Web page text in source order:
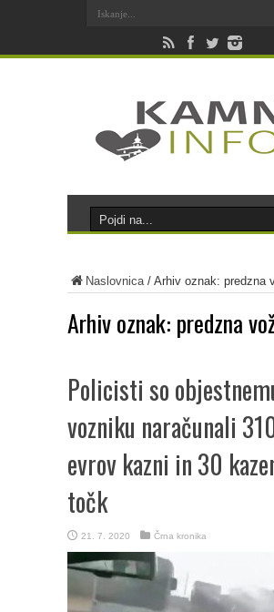
Naslovnica/ Arhiv oznak: predzna
Arhiv oznak: predzna
Policisti so
vozniku naračunali
evrov kazni in 30
točk
21. 7. 2020 Črna kronika